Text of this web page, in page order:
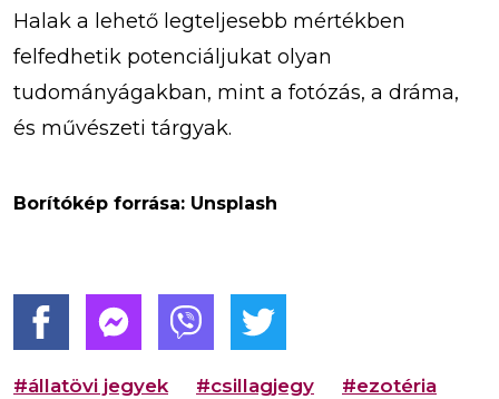
Halak a lehető legteljesebb mértékben
felfedhetik potenciáljukat olyan
tudományágakban, mint a fotózás, a dráma,
és művészeti tárgyak.
Borítókép forrása: Unsplash
#állatövi jegyek #csillagjegy
#ezotéria